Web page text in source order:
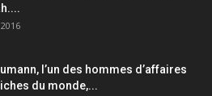
l’un des hommes d’affaires
du monde,...